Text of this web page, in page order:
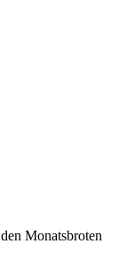
Monatsbroten